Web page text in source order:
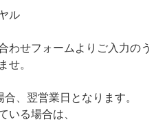
ル
わせフォームよりご入力のう
せ。
、翌営業日となります。
いる場合は、